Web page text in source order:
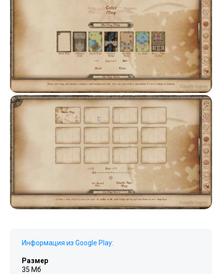
Информация из Google Play:
Размер
35 Мб